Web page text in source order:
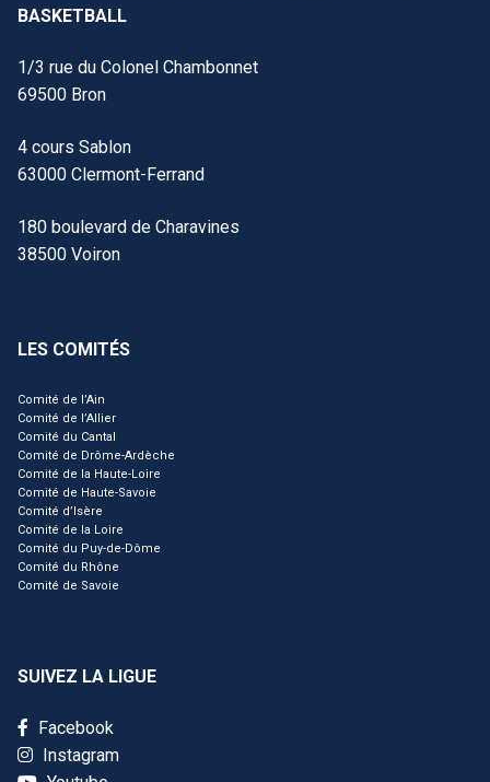
BASKETBALL
1/3 rue du Colonel Chambonnet
69500 Bron
4 cours Sablon
63000 Clermont-Ferrand
180 boulevard de Charavines
38500 Voiron
LES COMITÉS
Comité de l’Ain
Comité de l’Allier
Comité du Cantal
Comité de Drôme-Ardèche
Comité de la Haute-Loire
Comité de Haute-Savoie
Comité d’Isère
Comité de la Loire
Comité du Puy-de-Dôme
Comité du Rhône
Comité de Savoie
SUIVEZ LA LIGUE
Facebook
Instagram